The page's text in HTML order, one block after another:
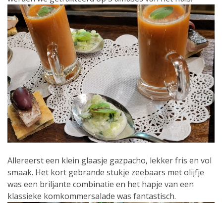
Allereerst een klein glaasje gazpacho, lekker fris en vol
smaak. Het kort gebrande stukje zeebaars met olijfje
was een briljante combinatie en het hapje van een
klassieke komkommersalade was fantastisch.